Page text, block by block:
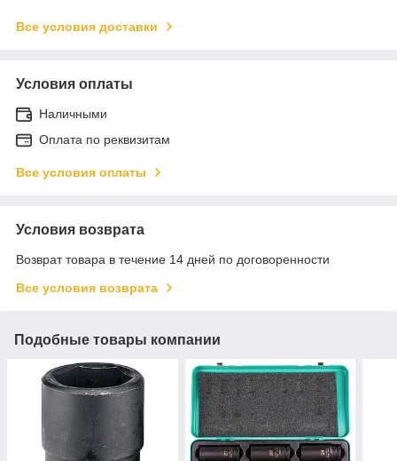
Все условия доставки
Условия оплаты
Наличными
Оплата по реквизитам
Все условия оплаты
Условия возврата
Возврат товара в течение 14 дней по договоренности
Все условия возврата
Подобные товары компании